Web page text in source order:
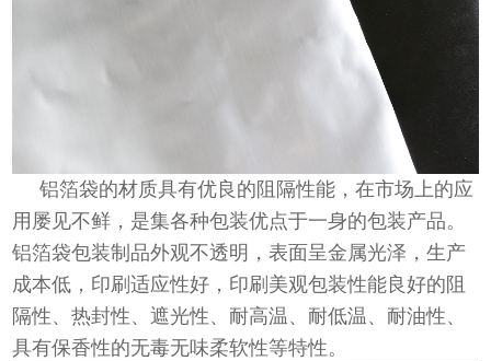
铝箔袋的材质具有优良的阻隔性能，在市场上的应
用屡见不鲜，是集各种包装优点于一身的包装产品。
铝箔袋包装制品外观不透明，表面呈金属光泽，生产
成本低，印刷适应性好，印刷美观包装性能良好的阻
隔性、热封性、遮光性、耐高温、耐低温、耐油性、
具有保香性的无毒无味柔软性等特性。